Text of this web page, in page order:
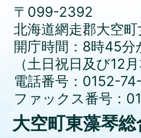
〒099-2392
北海道網走郡大空
開庁時間：8時45
（土日祝日及び12
電話番号：0152-
ファックス番号：
大空町東藻琴